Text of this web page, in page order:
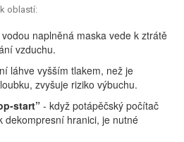
oblastí:
naplněná maska vede k ztrátě
vzduchu.
láhve vyšším tlakem, než je
zvyšuje riziko výbuchu.
- když potápěčský počítač
dekompresní hranici, je nutné